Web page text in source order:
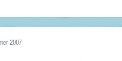
2007